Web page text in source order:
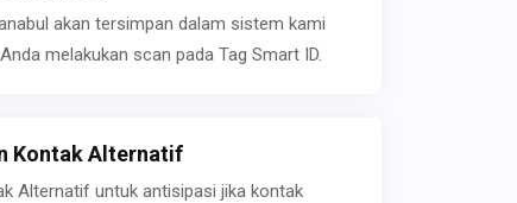
akan tersimpan dalam sistem kami
melakukan scan pada Tag Smart ID.
Kontak Alternatif
Alternatif untuk antisipasi jika kontak